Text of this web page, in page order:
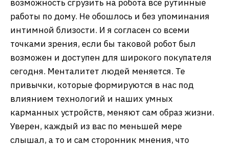
возможность сгрузить на робота все рутинные
работы по дому. Не обошлось и без упоминания
интимной близости. И я согласен со всеми
точками зрения, если бы таковой робот был
возможен и доступен для широкого покупателя
сегодня. Менталитет людей меняется. Те
привычки, которые формируются в нас под
влиянием технологий и наших умных
карманных устройств, меняют сам образ жизни.
Уверен, каждый из вас по меньшей мере
слышал, а то и сам сторонник мнения, что